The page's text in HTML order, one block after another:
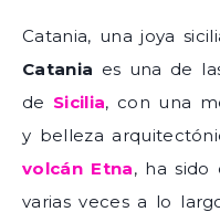
Catania, una joya
Catania es una de
de Sicilia, con una
y belleza
volcán Etna, ha sido
varias veces a lo